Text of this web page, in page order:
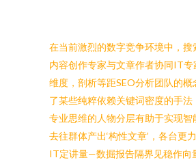
在当前激烈的数字竞争环境中，搜
内容创作专家与文章作者协同IT
维度，剖析等距SEO分析团队的
了某些纯粹依赖关键词密度的手
专业思维的人物分层有助于实现
去往群体产出‘构性文章’，各台
IT定讲量—数掘报告隔界见稳作向